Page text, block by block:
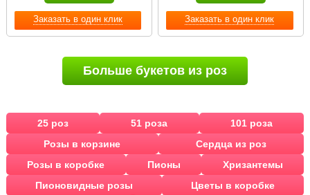
Заказать в один клик Заказать в один клик
Больше букетов из роз
25 роз 51 роза
101 роза
Розы в корзине
Сердца из роз
Розы в коробке
Пионы
Хризантемы
Пионовидные розы
Цветы в коробке